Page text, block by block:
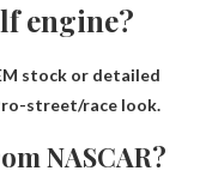
engine?
stock or detailed
street/race look.
NASCAR?